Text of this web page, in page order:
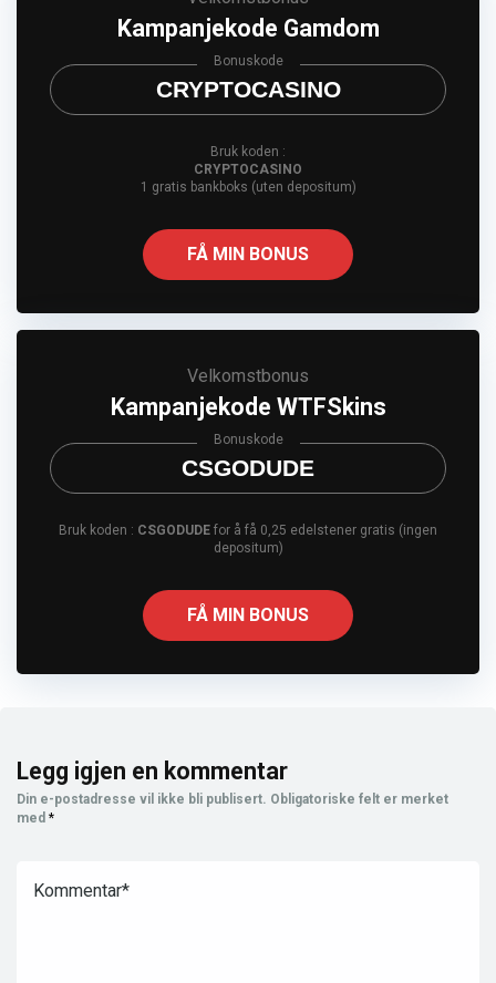
Kampanjekode Gamdom
CRYPTOCASINO
Bonuskode
Bruk koden :
CRYPTOCASINO
1 gratis bankboks (uten depositum)
FÅ MIN BONUS
Velkomstbonus
Kampanjekode WTFSkins
CSGODUDE
Bonuskode
Bruk koden : CSGODUDE for å få 0,25 edelstener gratis (ingen
depositum)
FÅ MIN BONUS
Legg igjen en kommentar
Din e-postadresse vil ikke bli publisert. Obligatoriske felt er merket
med *